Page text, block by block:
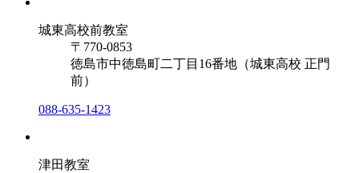
城東高校前教室
〒770-0853
徳島市中徳島町二丁目16番地（城東高校 正門
前）
088-635-1423
津田教室